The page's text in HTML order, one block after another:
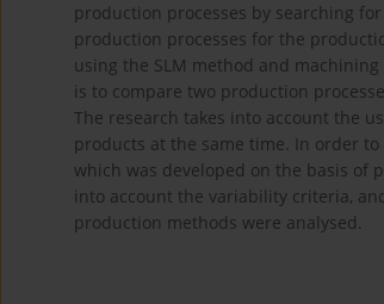
production processes by searching
production processes for the
using the SLM method and
is to compare two production
The research takes into account the
products at the same time. In order
which was developed on the basis of
into account the variability criteria,
production methods were analysed.